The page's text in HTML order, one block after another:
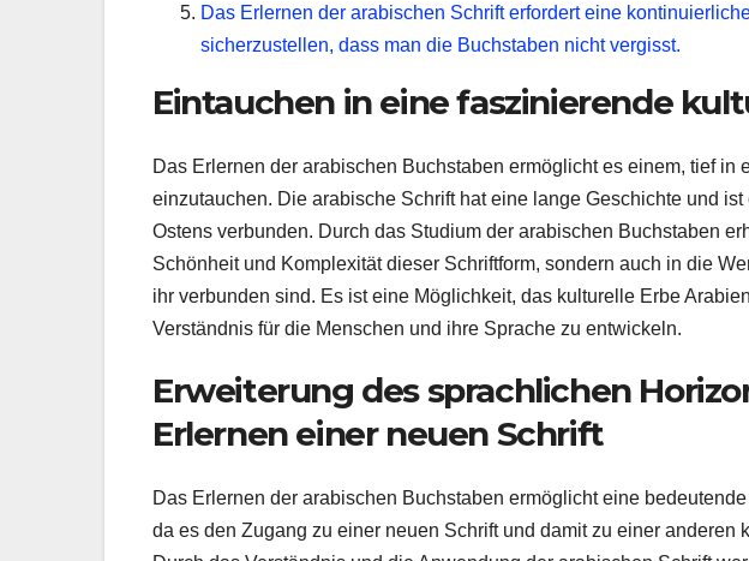
Das Erlernen der arabischen Schrift erfordert eine
sicherzustellen, dass man die Buchstaben nicht vergisst.
Eintauchen in eine faszinierende
Das Erlernen der arabischen Buchstaben ermöglicht es einem, tief in
einzutauchen. Die arabische Schrift hat eine lange Geschichte und
Ostens verbunden. Durch das Studium der arabischen Buchstaben
Schönheit und Komplexität dieser Schriftform, sondern auch in die
ihr verbunden sind. Es ist eine Möglichkeit, das kulturelle Erbe
Verständnis für die Menschen und ihre Sprache zu entwickeln.
Erweiterung des sprachlichen
Erlernen einer neuen Schrift
Das Erlernen der arabischen Buchstaben ermöglicht eine
da es den Zugang zu einer neuen Schrift und damit zu einer anderen